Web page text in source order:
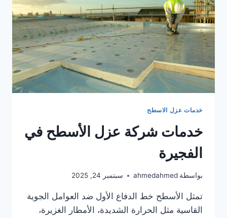
خدمات عزل الاسطح
خدمات شركة عزل الأسطح في
الفجيرة
بواسطة ahmedahmed سبتمبر 24, 2025
تمثل الأسطح خط الدفاع الأول ضد العوامل الجوية
القاسية مثل الحرارة الشديدة، الأمطار الغزيرة،